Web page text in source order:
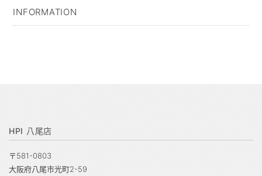
INFORMATION
HPI 八尾店
〒581-0803
大阪府八尾市光町2-59